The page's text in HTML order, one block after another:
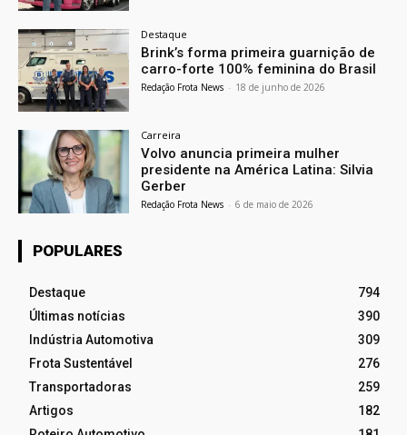
Destaque
Brink’s forma primeira guarnição de
carro-forte 100% feminina do Brasil
Redação Frota News - 18 de junho de 2026
Carreira
Volvo anuncia primeira mulher
presidente na América Latina: Silvia
Gerber
Redação Frota News - 6 de maio de 2026
POPULARES
Destaque
794
Últimas notícias
390
Indústria Automotiva
309
Frota Sustentável
276
Transportadoras
259
Artigos
182